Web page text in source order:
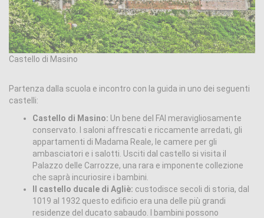
Castello di Masino
Partenza dalla scuola e incontro con la guida in uno dei seguenti
castelli:
Castello di Masino: Un bene del FAI meravigliosamente
conservato. I saloni affrescati e riccamente arredati, gli
appartamenti di Madama Reale, le camere per gli
ambasciatori e i salotti. Usciti dal castello si visita il
Palazzo delle Carrozze, una rara e imponente collezione
che saprà incuriosire i bambini.
Il castello ducale di Agliè: custodisce secoli di storia, dal
1019 al 1932 questo edificio era una delle più grandi
residenze del ducato sabaudo. I bambini possono